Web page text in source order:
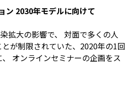
ン 2030年モデルに向けて
拡大の影響で、 対面で多くの人
が制限されていた、2020年の1回
オンラインセミナーの企画をス